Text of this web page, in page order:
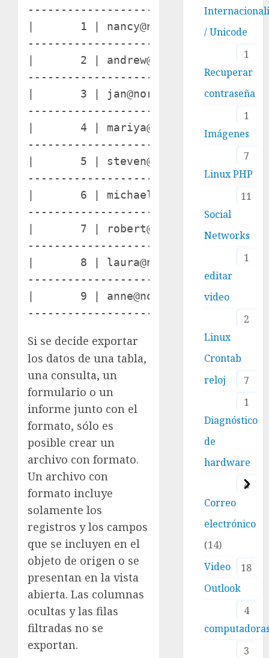
|       1 |
|       2 |
|       3 |
|       4 |
|       5 |
|       6 |
|       7 |
|       8 |
|       9 |
Si se decide exportar
los datos de una tabla,
una consulta, un
formulario o un
informe junto con el
formato, sólo es
posible crear un
archivo con formato.
Un archivo con
formato incluye
solamente los
registros y los campos
que se incluyen en el
objeto de origen o se
presentan en la vista
abierta. Las columnas
ocultas y las filas
filtradas no se
exportan.
/ Unicode
1
Recuperar
contraseña
1
Imágenes
7
Linux PHP
11
Social
Networks
1
editar
video
2
Linux
Crontab
7
reloj
1
Diagnóstico
de
hardware
4
Correo
electrónico
14
Video
18
Outlook
4
3